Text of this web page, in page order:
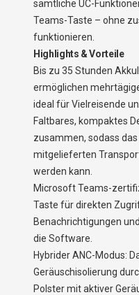
sämtliche UC-
Teams-Taste – ohne
funktionieren.
Highlights & Vorteile
Bis zu 35 Stunden
ermöglichen
ideal für Vielreisende
Faltbares, kompaktes
zusammen, sodass das
mitgelieferten
werden kann.
Microsoft Teams-
Taste für direkten
Benachrichtigungen
die Software.
Hybrider ANC-Modus:
Geräuschisolierung
Polster mit aktiver